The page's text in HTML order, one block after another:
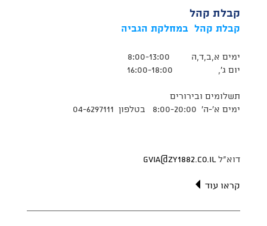
קבלת קהל
קבלת קהל במחלקת הגביה
ימים א,ב,ד,ה 8:00-13:00
יום ג', 16:00-18:00
תשלומים ובירורים
ימים א'-ה' 8:00-20:00 בטלפון 04-6297111
דוא"לgvia@zy1882.co.il
קראו עוד